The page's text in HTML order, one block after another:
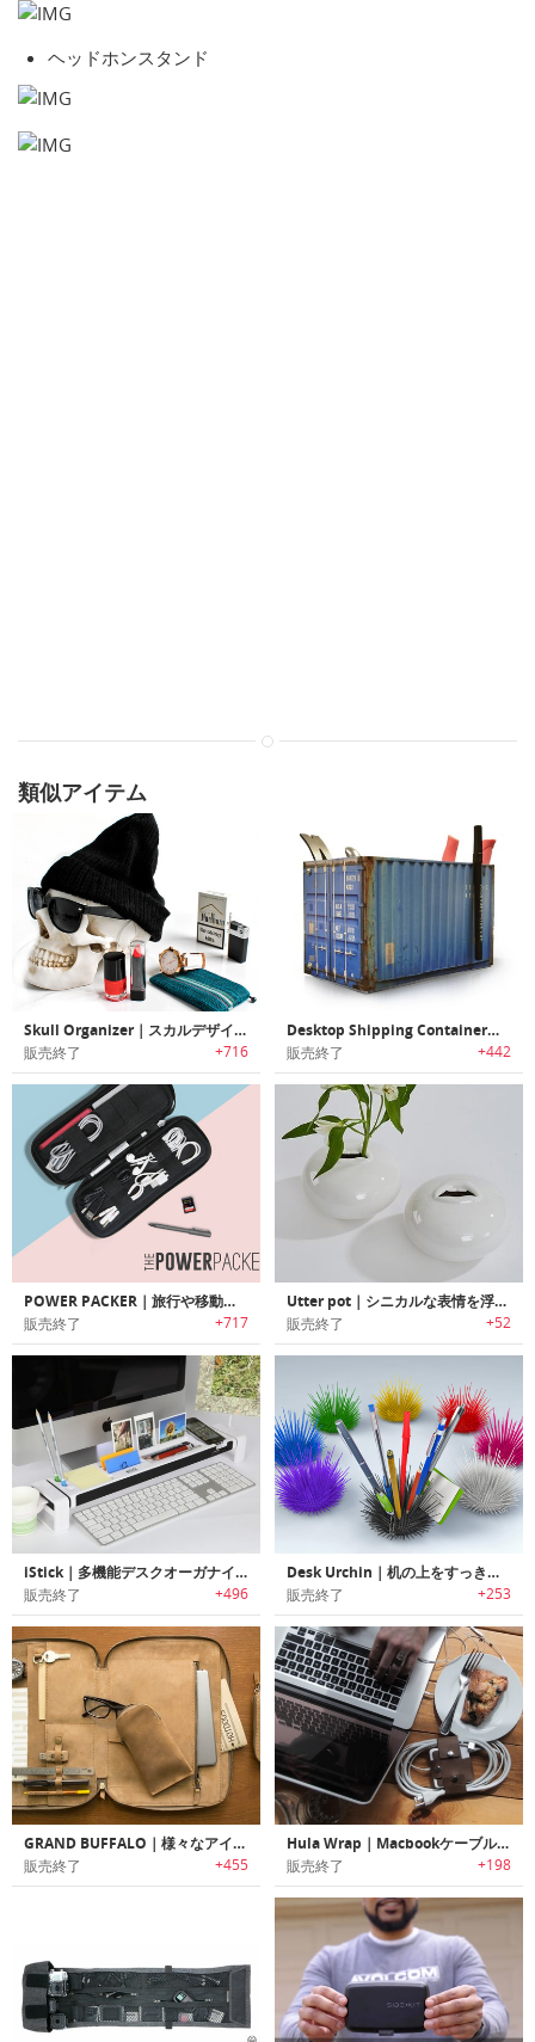
ヘッドホンスタンド
類似アイテム
Skull Organizer｜スカルデザイン収納ケース「スカルオーガナイザー」
販売終了 +716
Desktop Shipping Container｜コンテナデザインデスクトップオーガナイザー
販売終了 +442
POWER PACKER｜旅行や移動中に邪魔になるケーブル/電源やアクセサリーをスッキリ収納するオーガナイズパック「パワーパッカー」
販売終了 +717
Utter pot｜シニカルな表情を浮かべたポット
販売終了 +52
iStick｜多機能デスクオーガナイザー
販売終了 +496
Desk Urchin｜机の上をすっきり収納するウニデザインデスクオーガナイザー「デスクアーチン」
販売終了 +253
GRAND BUFFALO｜様々なアイテムやガジェットをすっきり収納可能なオーガナイズバッグ「グランドバッファロー」
販売終了 +455
Hula Wrap｜Macbookケーブルオーガナイザー「フララップ」
販売終了 +198